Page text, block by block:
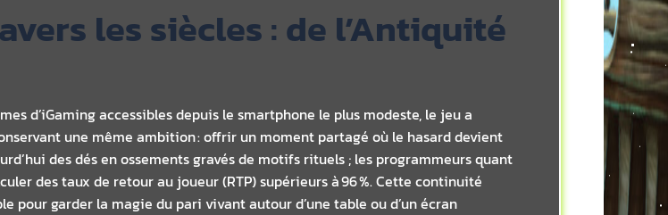
les siècles : de l’Antiquité
d’iGaming accessibles depuis le smartphone le plus modeste, le jeu a
une même ambition : offrir un moment partagé où le hasard devient
des dés en ossements gravés de motifs rituels ; les programmeurs quant
des taux de retour au joueur (RTP) supérieurs à 96 %. Cette continuité
pour garder la magie du pari vivant autour d’une table ou d’un écran